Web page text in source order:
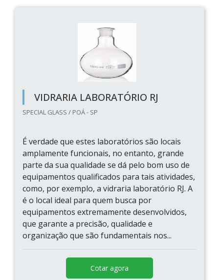
VIDRARIA LABORATÓRIO RJ
SPECIAL GLASS / POÁ - SP
É verdade que estes laboratórios são locais
amplamente funcionais, no entanto, grande
parte da sua qualidade se dá pelo bom uso de
equipamentos qualificados para tais atividades,
como, por exemplo, a vidraria laboratório RJ. A
é o local ideal para quem busca por
equipamentos extremamente desenvolvidos,
que garante a precisão, qualidade e
organização que são fundamentais nos...
Cotar agora